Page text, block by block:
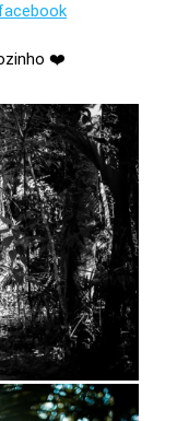
❤️